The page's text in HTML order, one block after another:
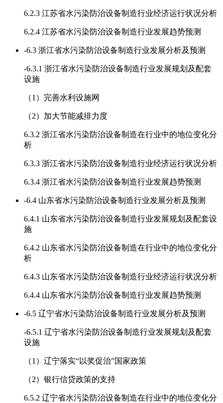
6.2.3 江苏省水污染防治设备制造行业经济运行状况分析
6.2.4 江苏省水污染防治设备制造行业发展趋势预测
-6.3 浙江省水污染防治设备制造行业发展分析及预测
-6.3.1 浙江省水污染防治设备制造行业发展规划及配套
设施
（1）完善水利设施网
（2）加大节能减排力度
6.3.2 浙江省水污染防治设备制造在行业中的地位变化分
析
6.3.3 浙江省水污染防治设备制造行业经济运行状况分析
6.3.4 浙江省水污染防治设备制造行业发展趋势预测
-6.4 山东省水污染防治设备制造行业发展分析及预测
6.4.1 山东省水污染防治设备制造行业发展规划及配套设
施
6.4.2 山东省水污染防治设备制造在行业中的地位变化分
析
6.4.3 山东省水污染防治设备制造行业经济运行状况分析
6.4.4 山东省水污染防治设备制造行业发展趋势预测
-6.5 辽宁省水污染防治设备制造行业发展分析及预测
-6.5.1 辽宁省水污染防治设备制造行业发展规划及配套
设施
（1）辽宁落实“以奖促治”国家政策
（2）银行信贷政策的支持
6.5.2 辽宁省水污染防治设备制造在行业中的地位变化分